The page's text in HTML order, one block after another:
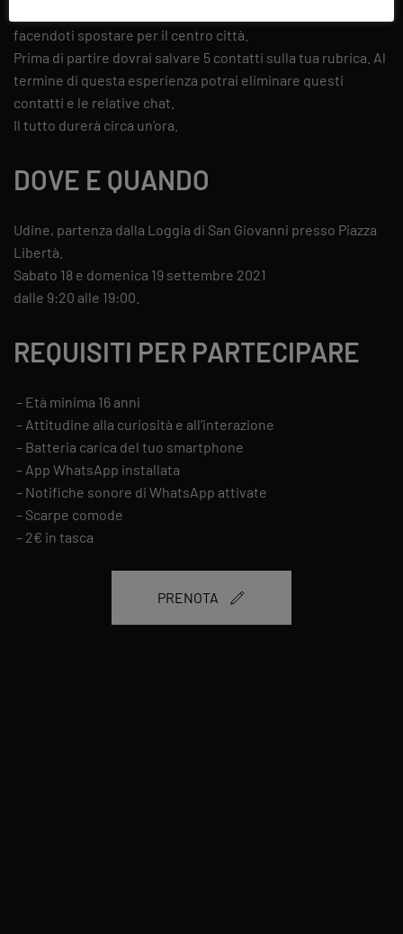
facendoti spostare per il centro città.
Prima di partire dovrai salvare 5 contatti sulla tua rubrica. Al
termine di questa esperienza potrai eliminare questi
contatti e le relative chat.
Il tutto durerà circa un’ora.
DOVE E QUANDO
Udine, partenza dalla Loggia di San Giovanni presso Piazza
Libertà.
Sabato 18 e domenica 19 settembre 2021
dalle 9:20 alle 19:00.
REQUISITI PER PARTECIPARE
– Età minima 16 anni
– Attitudine alla curiosità e all’interazione
– Batteria carica del tuo smartphone
– App WhatsApp installata
– Notifiche sonore di WhatsApp attivate
– Scarpe comode
– 2€ in tasca
PRENOTA